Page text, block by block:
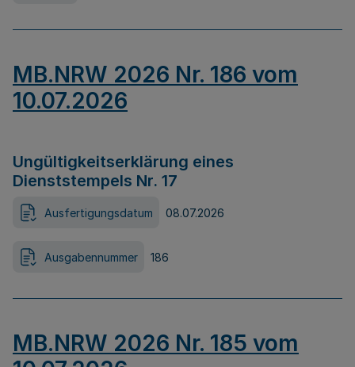
MB.NRW 2026 Nr. 186 vom
10.07.2026
Ungültigkeitserklärung eines
Dienststempels Nr. 17
Ausfertigungsdatum 08.07.2026
Ausgabennummer 186
MB.NRW 2026 Nr. 185 vom